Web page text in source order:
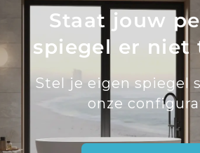
Staat jouw
spiegel er niet
Stel je eigen spiegel
onze